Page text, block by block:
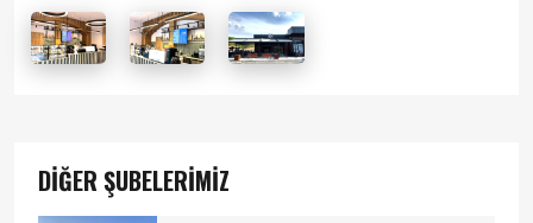
DİĞER ŞUBELERİMİZ